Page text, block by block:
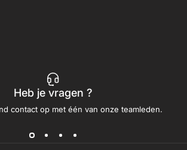
Heb je vragen ?
contact op met één van onze teamleden.